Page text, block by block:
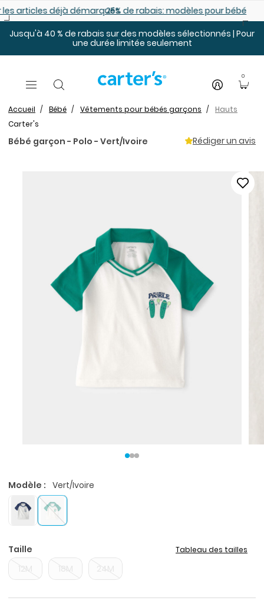
démarqués25% de rabais: modèles pour bébé
Jusqu'à 40 % de rabais sur des modèles sélectionnés | Pour
une durée limitée seulement
0
Accueil Bébé Vêtements pour bébés garçons
Hauts
Carter's
Bébé garçon - Polo - Vert/Ivoire Rédiger un avis
Modèle : Vert/Ivoire
Taille Tableau des tailles